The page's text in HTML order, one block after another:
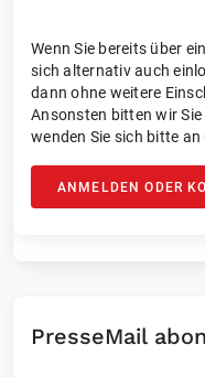
Wenn Sie bereits über
sich alternativ auch
dann ohne weitere
Ansonsten bitten wir
wenden Sie sich bitte
ANMELDEN ODER
PresseMail